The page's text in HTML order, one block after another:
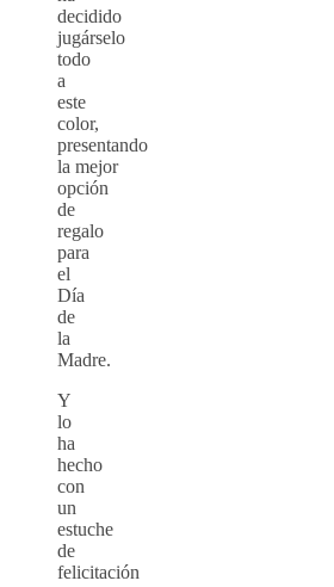
decidido
jugárselo
todo
a
este
color,
presentando
la mejor
opción
de
regalo
para
el
Día
de
la
Madre.
Y
lo
ha
hecho
con
un
estuche
de
felicitación